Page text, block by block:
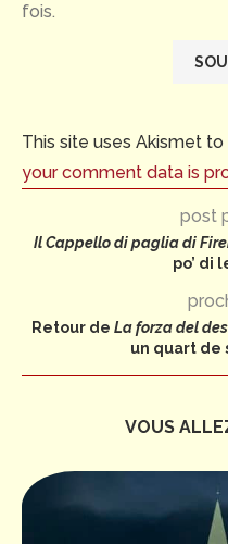
fois.
This site uses Akismet
your comment data is
post
Il Cappello di paglia di
po’ di
Retour de La forza del
un quart de
VOUS